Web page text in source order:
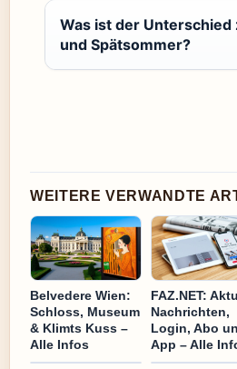
Was ist der
und Spätsommer?
WEITERE VERWANDTE
Belvedere Wien:
Schloss, Museum
& Klimts Kuss –
Alle Infos
FAZ.NET:
Nachrichten,
Login, Abo
App – Alle